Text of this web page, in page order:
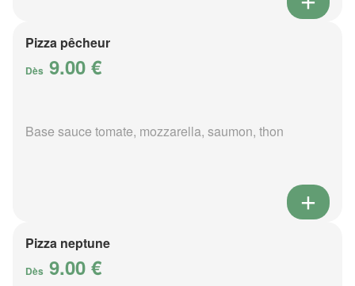
Pizza pêcheur
Dès 9.00 €
Base sauce tomate, mozzarella, saumon, thon
Pizza neptune
Dès 9.00 €